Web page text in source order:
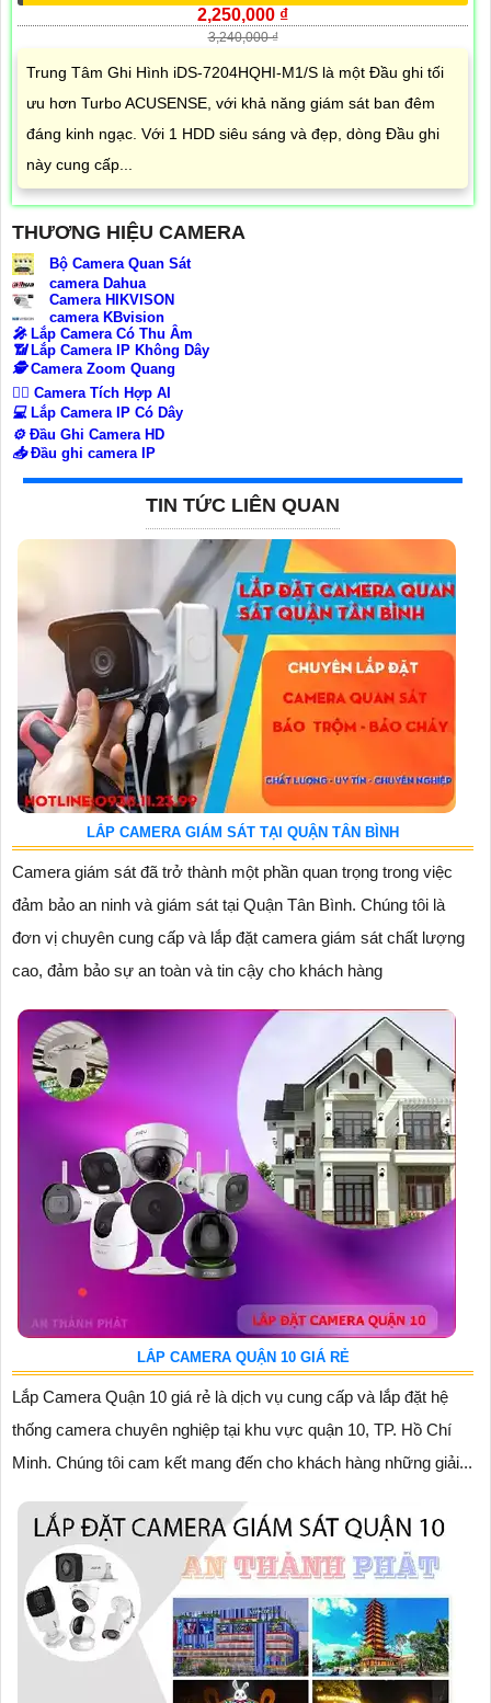
2,250,000 ₫
3,240,000 ₫
Trung Tâm Ghi Hình iDS-7204HQHI-M1/S là một Đầu ghi tối
ưu hơn Turbo ACUSENSE, với khả năng giám sát ban đêm
đáng kinh ngạc. Với 1 HDD siêu sáng và đẹp, dòng Đầu ghi
này cung cấp...
THƯƠNG HIỆU CAMERA
Bộ Camera Quan Sát
camera Dahua
Camera HIKVISON
camera KBvision
️🎤️ Lắp Camera Có Thu Âm
📶 Lắp Camera IP Không Dây
🕵️Camera Zoom Quang
🧛‍♀️ Camera Tích Hợp AI
💻Lắp Camera IP Có Dây
⚙️Đầu Ghi Camera HD
📥Đầu ghi camera IP
TIN TỨC LIÊN QUAN
LẮP CAMERA GIÁM SÁT TẠI QUẬN TÂN BÌNH
Camera giám sát đã trở thành một phần quan trọng trong việc
đảm bảo an ninh và giám sát tại Quận Tân Bình. Chúng tôi là
đơn vị chuyên cung cấp và lắp đặt camera giám sát chất lượng
cao, đảm bảo sự an toàn và tin cậy cho khách hàng
LẮP CAMERA QUẬN 10 GIÁ RẺ
Lắp Camera Quận 10 giá rẻ là dịch vụ cung cấp và lắp đặt hệ
thống camera chuyên nghiệp tại khu vực quận 10, TP. Hồ Chí
Minh. Chúng tôi cam kết mang đến cho khách hàng những giải...